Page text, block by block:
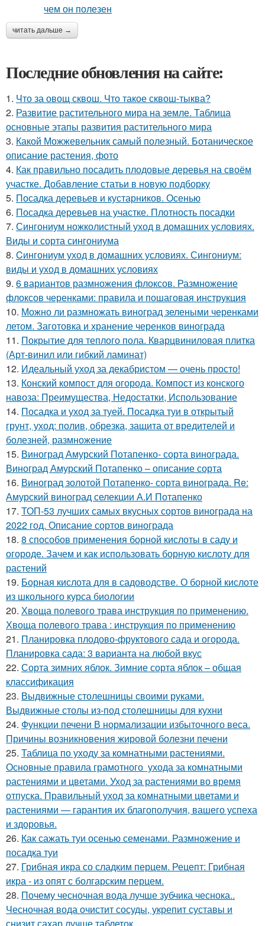
читать дальше →
Последние обновления на сайте:
1. Что за овощ сквош. Что такое сквош-тыква?
2. Развитие растительного мира на земле. Таблица
основные этапы развития растительного мира
3. Какой Можжевельник самый полезный. Ботаническое
описание растения, фото
4. Как правильно посадить плодовые деревья на своём
участке. Добавление статьи в новую подборку
5. Посадка деревьев и кустарников. Осенью
6. Посадка деревьев на участке. Плотность посадки
7. Сингониум ножколистный уход в домашних условиях.
Виды и сорта сингониума
8. Cингониум уход в домашних условиях. Сингониум:
виды и уход в домашних условиях
9. 6 вариантов размножения флоксов. Размножение
флоксов черенками: правила и пошаговая инструкция
10. Можно ли размножать виноград зелеными черенками
летом. Заготовка и хранение черенков винограда
11. Покрытие для теплого пола. Кварцвиниловая плитка
(Арт-винил или гибкий ламинат)
12. Идеальный уход за декабристом — очень просто!
13. Конский компост для огорода. Компост из конского
навоза: Преимущества, Недостатки, Использование
14. Посадка и уход за туей. Посадка туи в открытый
грунт, уход: полив, обрезка, защита от вредителей и
болезней, размножение
15. Виноград Амурский Потапенко- сорта винограда.
Виноград Амурский Потапенко – описание сорта
16. Виноград золотой Потапенко- сорта винограда. Re:
Амурский виноград селекции А.И Потапенко
17. ТОП-53 лучших самых вкусных сортов винограда на
2022 год. Описание сортов винограда
18. 8 способов применения борной кислоты в саду и
огороде. Зачем и как использовать борную кислоту для
растений
19. Борная кислота для в садоводстве. О борной кислоте
из школьного курса биологии
20. Хвоща полевого трава инструкция по применению.
Хвоща полевого трава : инструкция по применению
21. Планировка плодово-фруктового сада и огорода.
Планировка сада: 3 варианта на любой вкус
22. Сорта зимних яблок. Зимние сорта яблок – общая
классификация
23. Выдвижные столешницы своими руками.
Выдвижные столы из-под столешницы для кухни
24. Функции печени В нормализации избыточного веса.
Причины возникновения жировой болезни печени
25. Таблица по уходу за комнатными растениями.
Основные правила грамотного ухода за комнатными
растениями и цветами. Уход за растениями во время
отпуска. Правильный уход за комнатными цветами и
растениями — гарантия их благополучия, вашего успеха
и здоровья.
26. Как сажать туи осенью семенами. Размножение и
посадка туи
27. Грибная икра со сладким перцем. Рецепт: Грибная
икра - из опят с болгарским перцем.
28. Почему чесночная вода лучше зубчика чеснока..
Чесночная вода очистит сосуды, укрепит суставы и